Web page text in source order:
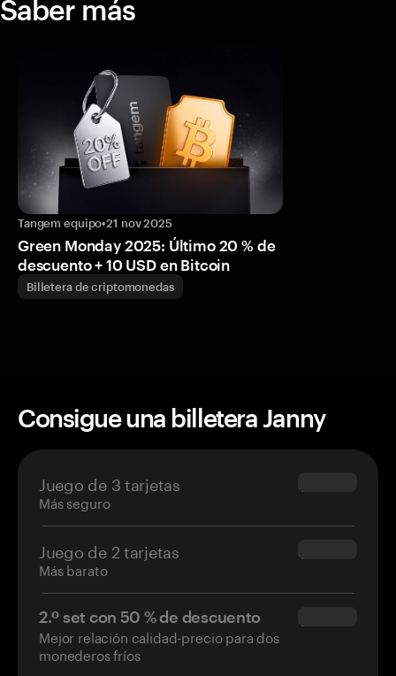
Saber más
Tangem equipo•21 nov 2025
Green Monday 2025: Último 20 % de
descuento + 10 USD en Bitcoin
Billetera de criptomonedas
Consigue una billetera Janny
Juego de 3 tarjetas
Más seguro
$69.90
Juego de 2 tarjetas
Más barato
$54.90
2.º set con 50 % de descuento
Mejor relación calidad-precio para dos
monederos fríos
$34.95